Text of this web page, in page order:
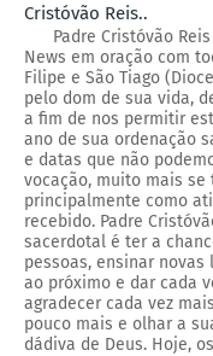
Cristóvão Reis..
Padre Cristóvão Reis
News em oração com
Filipe e São Tiago
pelo dom de sua vida,
a fim de nos permitir
ano de sua ordenação
e datas que não
vocação, muito mais
principalmente como
recebido. Padre
sacerdotal é ter a
pessoas, ensinar
ao próximo e dar cada
agradecer cada vez
pouco mais e olhar a
dádiva de Deus. Hoje,